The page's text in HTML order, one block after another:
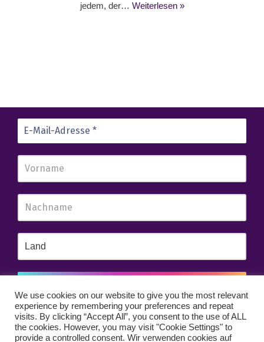
jedem, der… Weiterlesen »
Wir senden keinen Spam! Erfahre mehr in unserer
Datenschutzerklärung.
We use cookies on our website to give you the most relevant
experience by remembering your preferences and repeat
visits. By clicking “Accept All”, you consent to the use of ALL
the cookies. However, you may visit "Cookie Settings" to
provide a controlled consent. Wir verwenden cookies auf